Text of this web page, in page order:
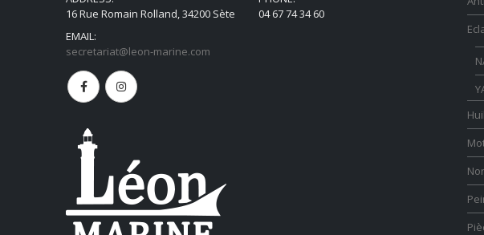
16 Rue Romain Rolland, 34200 Sète
04 67 74 34 60
EMAIL:
secretariat@leon-marine.com